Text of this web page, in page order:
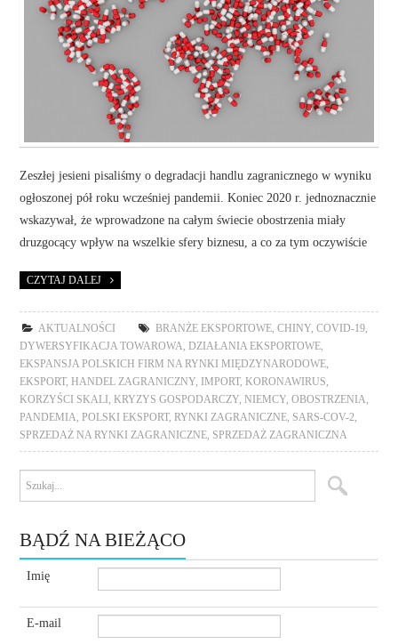
Zeszłej jesieni pisaliśmy o degradacji handlu zagranicznego w wyniku
ogłoszonej pół roku wcześniej pandemii. Koniec 2020 r. jednoznacznie
wskazywał, że wprowadzone na całym świecie obostrzenia miały
druzgocący wpływ na wszelkie sfery biznesu, a co za tym oczywiście
CZYTAJ DALEJ
AKTUALNOŚCI BRANŻE EKSPORTOWE ,CHINY ,COVID-19
DYWERSYFIKACJA TOWAROWA
DZIAŁANIA EKSPORTOWE
EKSPANSJA POLSKICH FIRM NA RYNKI MIĘDZYNARODOWE
EKSPORT, HANDEL ZAGRANICZNY IMPORT, KORONAWIRUS
KORZYŚCI SKALI
KRYZYS GOSPODARCZY NIEMCY ,OBOSTRZENIA
PANDEMIA
POLSKI EKSPORT, RYNKI ZAGRANICZNE SARS-COV-2
SPRZEDAŻ NA RYNKI ZAGRANICZNE SPRZEDAŻ ZAGRANICZNA
BĄDŹ NA BIEŻĄCO
Imię
E-mail